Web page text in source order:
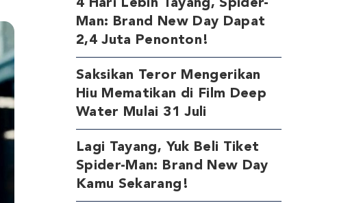
4 Hari Lebih Tayang, Spider-
Man: Brand New Day Dapat
2,4 Juta Penonton!
Saksikan Teror Mengerikan
Hiu Mematikan di Film Deep
Water Mulai 31 Juli
Lagi Tayang, Yuk Beli Tiket
Spider-Man: Brand New Day
Kamu Sekarang!